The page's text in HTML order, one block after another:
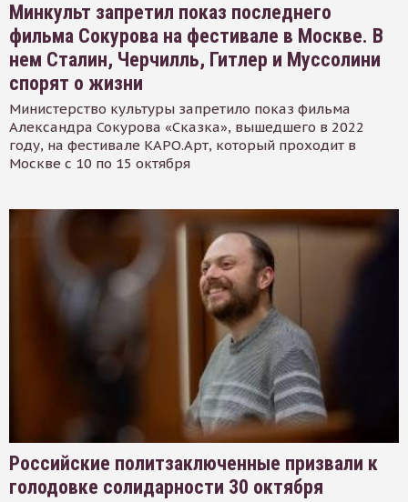
Минкульт запретил показ последнего
фильма Сокурова на фестивале в Москве. В
нем Сталин, Черчилль, Гитлер и Муссолини
спорят о жизни
Министерство культуры запретило показ фильма
Александра Сокурова «Сказка», вышедшего в 2022
году, на фестивале КАРО.Арт, который проходит в
Москве с 10 по 15 октября
Российские политзаключенные призвали к
голодовке солидарности 30 октября